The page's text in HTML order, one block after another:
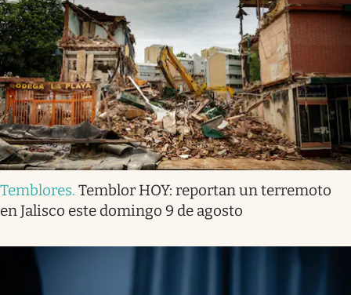
Temblores. Temblor HOY: reportan un terremoto
en Jalisco este domingo 9 de agosto